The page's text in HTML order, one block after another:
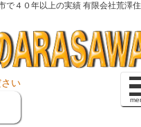
で４０年以上の実績 有限会社荒澤
い